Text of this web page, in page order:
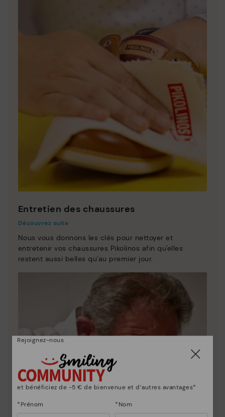
Entretien des chaussures
Découvrez suite
Nous vous donnons les clés pour nettoyer et
entretenir vos chaussures Pikolinos afin qu'elles
restent aussi belles qu'au premier jour.
Rejoignez-nous
et bénéficiez de -5 € de bienvenue et d’autres avantages*
*Prénom *Nom